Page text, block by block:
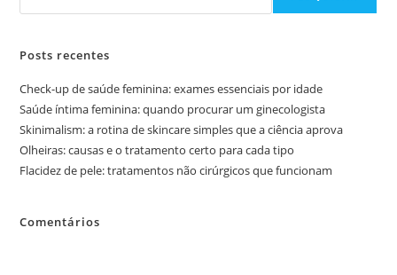
Posts recentes
Check-up de saúde feminina: exames essenciais por idade
Saúde íntima feminina: quando procurar um ginecologista
Skinimalism: a rotina de skincare simples que a ciência aprova
Olheiras: causas e o tratamento certo para cada tipo
Flacidez de pele: tratamentos não cirúrgicos que funcionam
Comentários